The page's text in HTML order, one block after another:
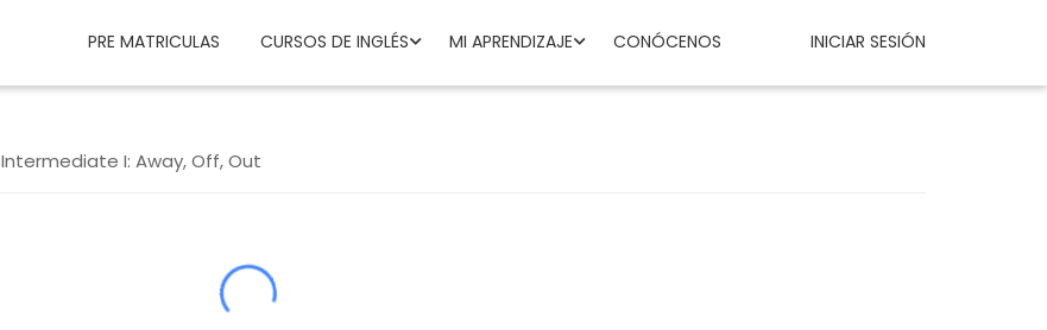
PRE MATRICULAS CURSOS DE INGLÉS MI APRENDIZAJE CONÓCENOS INICIAR SESIÓN
Intermediate I: Away, Off, Out